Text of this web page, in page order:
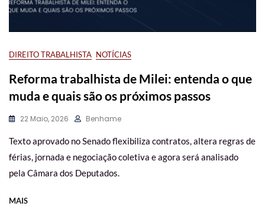
DIREITO TRABALHISTA NOTÍCIAS
Reforma trabalhista de Milei: entenda o que
muda e quais são os próximos passos
22 Maio, 2026 Benhame
Texto aprovado no Senado flexibiliza contratos, altera regras de
férias, jornada e negociação coletiva e agora será analisado
pela Câmara dos Deputados.
MAIS